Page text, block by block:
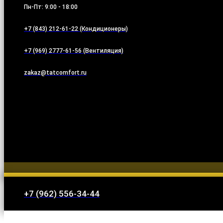
Пн-Пт: 9:00 - 18:00
+7 (843) 212-61-22 (Кондиционеры)
+7 (969) 2777-61-56 (Вентиляция)
zakaz@tatcomfort.ru
+7 (962) 556-34-44